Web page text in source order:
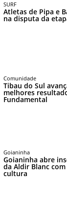
SURF
Atletas de Pipa e
na disputa da
Comunidade
Tibau do Sul
melhores
Fundamental
Goianinha
Goianinha abre
da Aldir Blanc
cultura